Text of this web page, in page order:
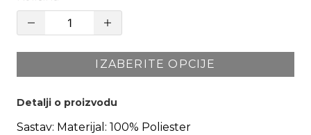
IZABERITE OPCIJE
Detalji o proizvodu
Sastav: Materijal: 100% Poliester